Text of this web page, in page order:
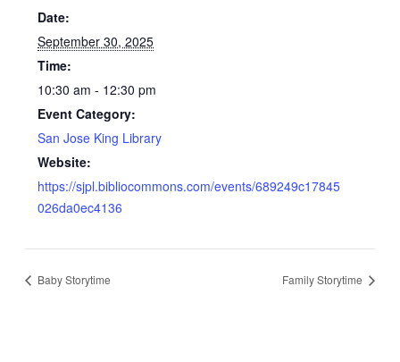
Date:
September 30, 2025
Time:
10:30 am - 12:30 pm
Event Category:
San Jose King Library
Website:
https://sjpl.bibliocommons.com/events/689249c17845
026da0ec4136
Baby Storytime Family Storytime